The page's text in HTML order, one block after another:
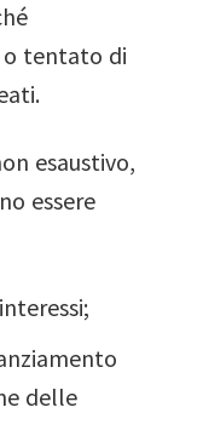
tentato di
esaustivo,
essere
delle